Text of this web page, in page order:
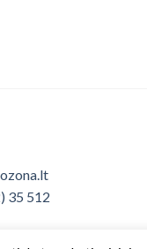
35 512